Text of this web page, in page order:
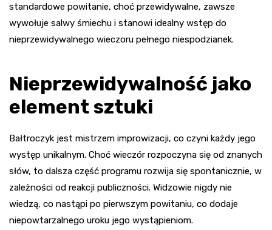
standardowe powitanie, choć przewidywalne, zawsze
wywołuje salwy śmiechu i stanowi idealny wstęp do
nieprzewidywalnego wieczoru pełnego niespodzianek.
Nieprzewidywalność jako
element sztuki
Bałtroczyk jest mistrzem improwizacji, co czyni każdy jego
występ unikalnym. Choć wieczór rozpoczyna się od znanych
słów, to dalsza część programu rozwija się spontanicznie, w
zależności od reakcji publiczności. Widzowie nigdy nie
wiedzą, co nastąpi po pierwszym powitaniu, co dodaje
niepowtarzalnego uroku jego wystąpieniom.